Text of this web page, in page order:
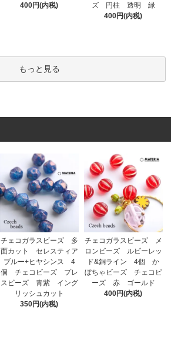
400円(内税)
ズ 円柱 透明 緑
400円(内税)
もっと見る
チェコガラスビーズ 多
面カット セレスティア
ブルー+ヒヤシンス 4
個 チェコビーズ プレ
スビーズ 青紫 イング
リッシュカット
350円(内税)
チェコガラスビーズ メ
ロンビーズ ルビーレッ
ド&銅ライン 4個 か
ぼちゃビーズ チェコビ
ーズ 赤 ゴールド
400円(内税)